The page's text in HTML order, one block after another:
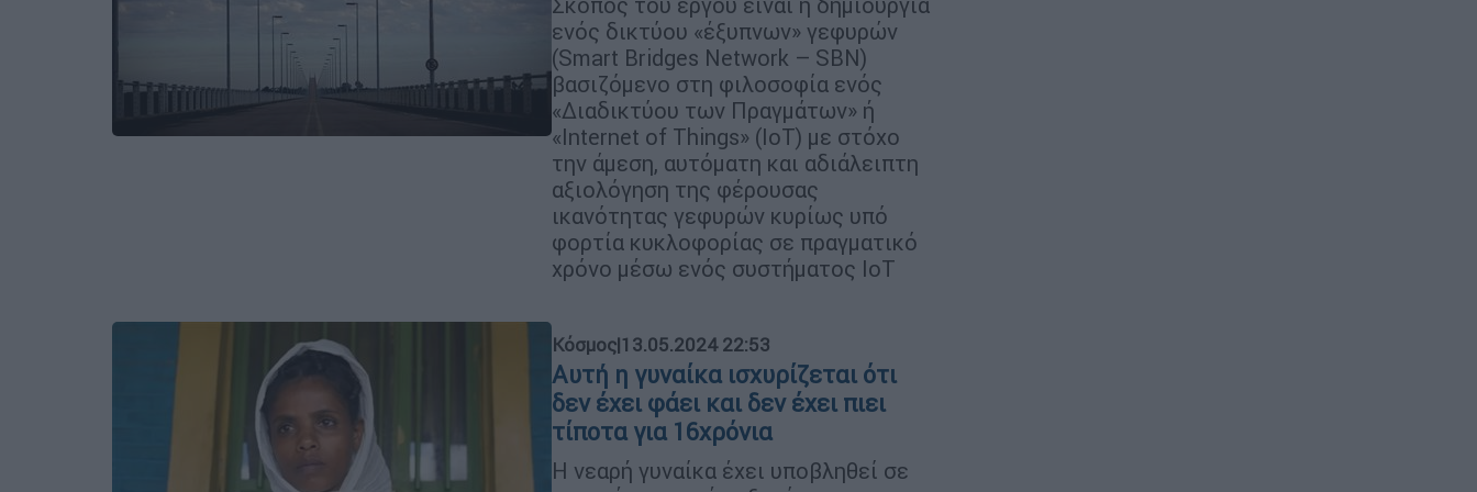
ενός δικτύου «έξυπνων» γεφυρών
(Smart Bridges Network – SBN)
βασιζόμενο στη φιλοσοφία ενός
«Διαδικτύου των Πραγμάτων» ή
«Internet of Things» (IoT) με στόχο
την άμεση, αυτόματη και αδιάλειπτη
αξιολόγηση της φέρουσας
ικανότητας γεφυρών κυρίως υπό
φορτία κυκλοφορίας σε πραγματικό
χρόνο μέσω ενός συστήματος IoT
Κόσμος|13.05.2024 22:53
Αυτή η γυναίκα ισχυρίζεται ότι
δεν έχει φάει και δεν έχει πιει
τίποτα για 16χρόνια
Η νεαρή γυναίκα έχει υποβληθεί σε